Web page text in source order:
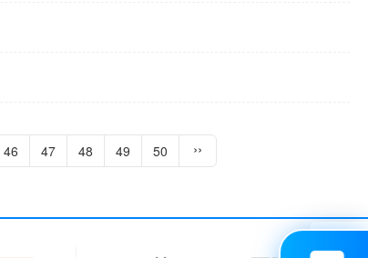
46 47 48 49 50 ››